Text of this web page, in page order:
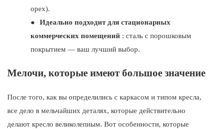
орех).
●
Идеально подходит для стационарных
коммерческих помещений : сталь с порошковым
покрытием — ваш лучший выбор.
Мелочи, которые имеют большое значение
После того, как вы определились с каркасом и типом кресла,
все дело в мельчайших деталях, которые действительно
делают кресло великолепным. Вот особенности, которые